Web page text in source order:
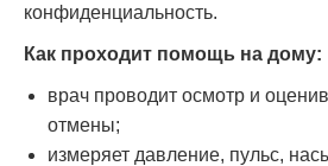
конфиденциальность.
Как проходит помощь на дому:
врач проводит осмотр и
отмены;
измеряет давление, пульс,